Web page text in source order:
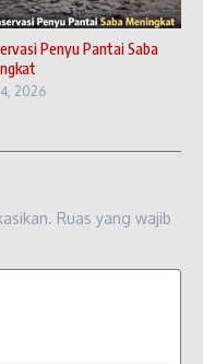
Penyu Pantai Saba
2026
Ruas yang wajib